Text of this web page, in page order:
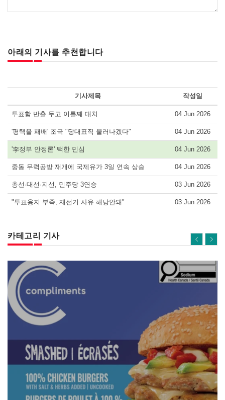
아래의 기사를 추천합니다
기사제목 작성일
투표함 반출 두고 이틀째 대치 04 Jun 2026
'평택을 패배' 조국 "당대표직 물러나겠다" 04 Jun 2026
'李정부 안정론' 택한 민심 04 Jun 2026
중동 무력공방 재개에 국제유가 3일 연속 상승 04 Jun 2026
총선·대선·지선, 민주당 3연승 03 Jun 2026
"투표용지 부족, 재선거 사유 해당안돼" 03 Jun 2026
카테고리 기사